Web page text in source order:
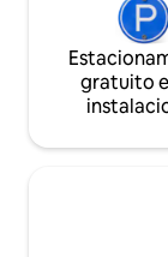
gratuito